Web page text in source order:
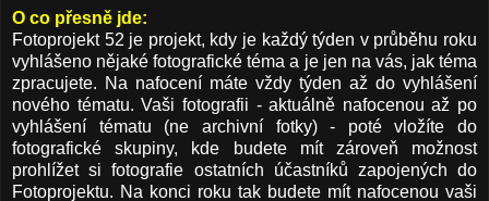
O co přesně jde:
Fotoprojekt 52 je projekt, kdy je každý týden v průběhu roku
vyhlášeno nějaké fotografické téma a je jen na vás, jak téma
zpracujete. Na nafocení máte vždy týden až do vyhlášení
nového tématu. Vaši fotografii - aktuálně nafocenou až po
vyhlášení tématu (ne archivní fotky) - poté vložíte do
fotografické skupiny, kde budete mít zároveň možnost
prohlížet si fotografie ostatních účastníků zapojených do
Fotoprojektu. Na konci roku tak budete mít nafocenou vaši